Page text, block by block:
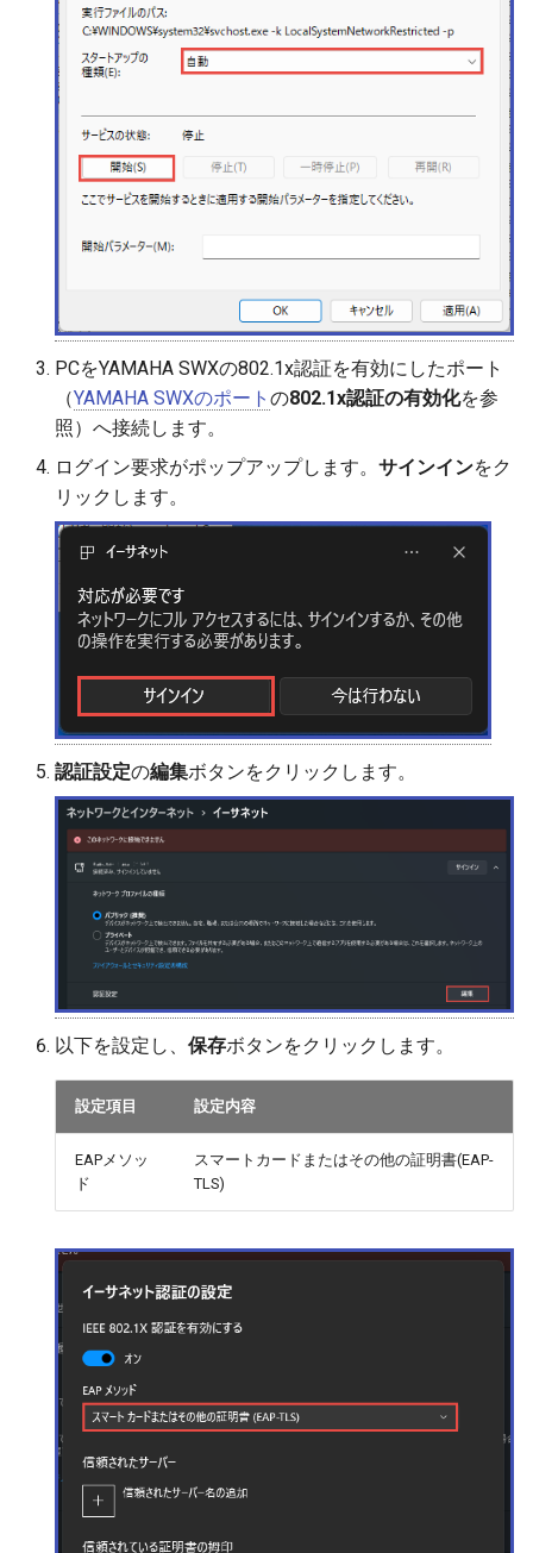
PCをYAMAHA SWXの802.1x認証を有効にしたポート
（YAMAHA SWXのポート の802.1x認証の有効化を参
照）へ接続します。
ログイン要求がポップアップします。 サインインをク
リックします。
認証設定の編集ボタンをクリックします。
以下を設定し、 保存ボタンをクリックします。
設定項目 設定内容
EAPメソッ
ド
スマートカードまたはその他の証明書(EAP-
TLS)